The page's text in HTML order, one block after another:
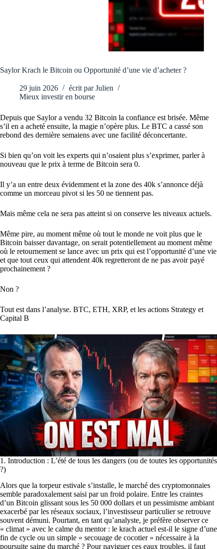
Saylor Krach le Bitcoin ou Opportunité d’une vie d’acheter ?
29 juin 2026 écrit par Julien
Mieux investir en bourse
Depuis que Saylor a vendu 32 Bitcoin la confiance est brisée. Même
s’il en a acheté ensuite, la magie n’opère plus. Le BTC a cassé son
rebond des dernière semaiens avec une facilité déconcertante.
Si bien qu’on voit les experts qui n’osaient plus s’exprimer, parler à
nouveau que le prix à terme de Bitcoin sera 0.
Il y’a un entre deux évidemment et la zone des 40k s’annonce déjà
comme un morceau pivot si les 50 ne tiennent pas.
Mais même cela ne sera pas atteint si on conserve les niveaux actuels.
Même pire, au moment même où tout le monde ne voit plus que le
Bitcoin baisser davantage, on serait potentiellement au moment même
où le retournement se lance avec un prix qui est l’opportunité d’une vie
et que tout ceux qui attendent 40k regretteront de ne pas avoir payé
prochainement ?
Non ?
Tout est dans l’analyse. BTC, ETH, XRP, et les actions Strategy et
Capital B
1. Introduction : L’été de tous les dangers (ou de toutes les opportunités
?)
Alors que la torpeur estivale s’installe, le marché des cryptomonnaies
semble paradoxalement saisi par un froid polaire. Entre les craintes
d’un Bitcoin glissant sous les 50 000 dollars et un pessimisme ambiant
exacerbé par les réseaux sociaux, l’investisseur particulier se retrouve
souvent démuni. Pourtant, en tant qu’analyste, je préfère observer ce
« climat » avec le calme du mentor : le krach actuel est-il le signe d’une
fin de cycle ou un simple « secouage de cocotier » nécessaire à la
poursuite saine du marché ? Pour naviguer ces eaux troubles, il faut